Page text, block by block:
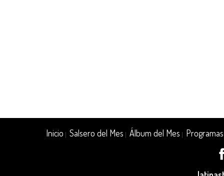
Inicio |Salsero del Mes |Álbum del Mes Programas